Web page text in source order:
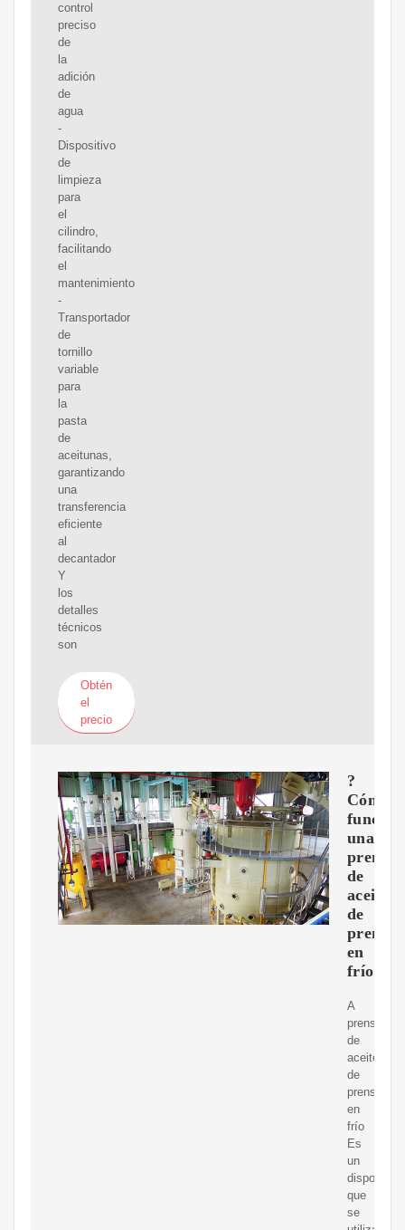
control
preciso
de
la
adición
de
agua
-
Dispositivo
de
limpieza
para
el
cilindro,
facilitando
el
mantenimiento
-
Transportador
de
tornillo
variable
para
la
pasta
de
aceitunas,
garantizando
una
transferencia
eficiente
al
decantador
Y
los
detalles
técnicos
son
Obtén
el
precio
?
Cómo
una
prensa
de
aceite
de
en
frío?
A
prensa
de
aceite
de
prensa
en
frío
Es
un
dispositivo
que
se